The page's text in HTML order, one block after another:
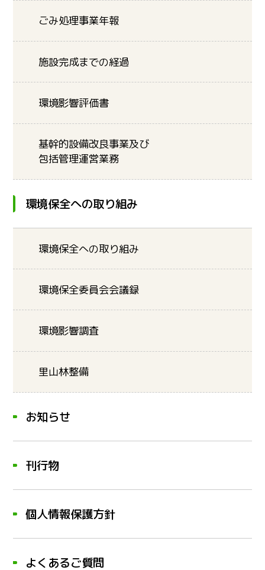
ごみ処理事業年報
施設完成までの経過
環境影響評価書
基幹的設備改良事業及び
包括管理運営業務
環境保全への取り組み
環境保全への取り組み
環境保全委員会会議録
環境影響調査
里山林整備
お知らせ
刊行物
個人情報保護方針
よくあるご質問